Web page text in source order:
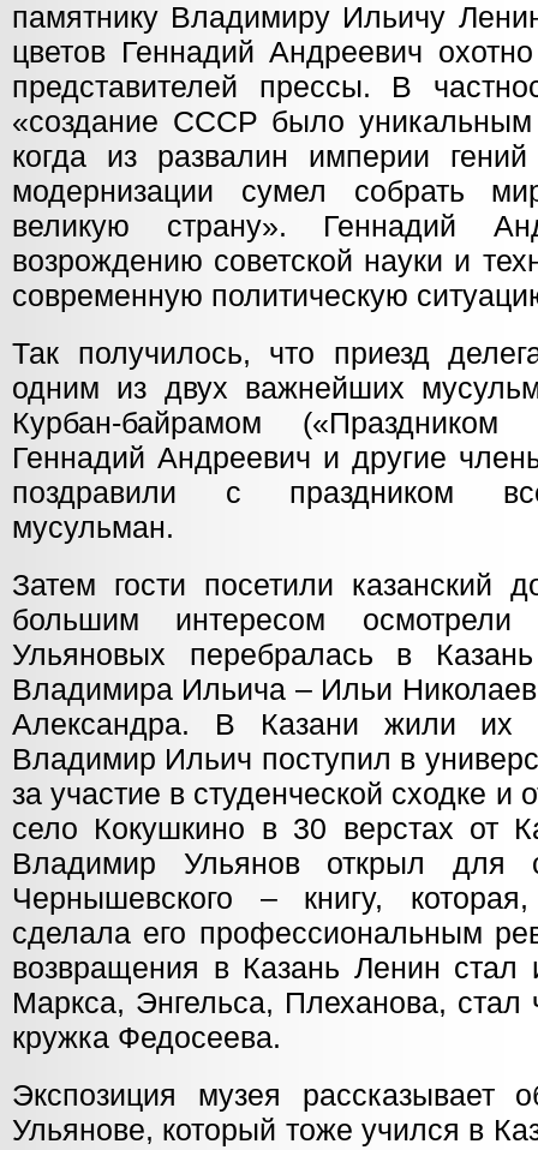
памятнику Владимиру Ильичу
цветов Геннадий Андреевич
представителей прессы. В
«создание СССР было
когда из развалин империи гений
модернизации сумел собрать
великую страну». Геннадий
возрождению советской науки и
современную политическую
Так получилось, что приезд
одним из двух важнейших
Курбан-байрамом («Праздником
Геннадий Андреевич и другие
поздравили с праздником
мусульман.
Затем гости посетили казанский
большим интересом осмотрели
Ульяновых перебралась в
Владимира Ильича – Ильи
Александра. В Казани жили их
Владимир Ильич поступил в
за участие в студенческой сходке и
село Кокушкино в 30 верстах от
Владимир Ульянов открыл для
Чернышевского – книгу,
сделала его профессиональным
возвращения в Казань Ленин стал
Маркса, Энгельса, Плеханова, стал
кружка Федосеева.
Экспозиция музея рассказывает
Ульянове, который тоже учился в